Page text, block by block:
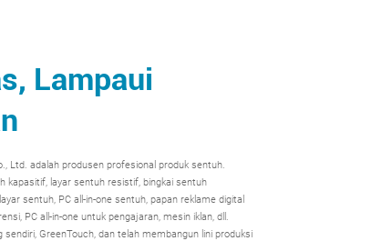
Lampaui
Ltd. adalah produsen profesional produk sentuh.
kapasitif, layar sentuh resistif, bingkai sentuh
sentuh, PC all-in-one sentuh, papan reklame digital
PC all-in-one untuk pengajaran, mesin iklan, dll.
GreenTouch, dan telah membangun lini produksi